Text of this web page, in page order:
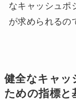
なキャッシュポ
が求められるの
健全なキャッ
ための指標と